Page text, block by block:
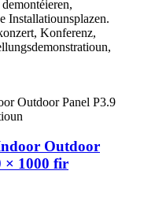
Installatiounsplazen.
Konferenz,
Outdoor
× 1000 fir